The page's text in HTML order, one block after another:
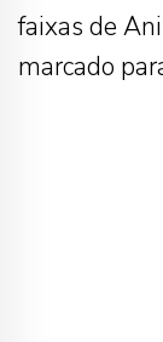
faixas de
marcado